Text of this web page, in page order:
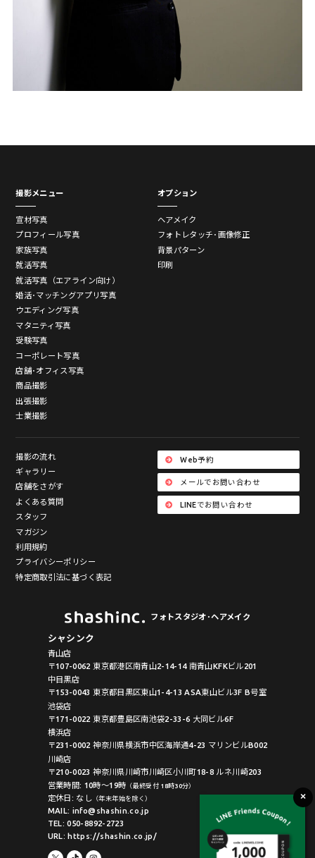
撮影メニュー
宣材写真
プロフィール写真
家族写真
就活写真
就活写真（エアライン向け）
婚活･マッチングアプリ写真
ウエディング写真
マタニティ写真
受験写真
コーポレート写真
店舗･オフィス写真
商品撮影
出張撮影
士業撮影
オプション
ヘアメイク
フォトレタッチ･画像修正
背景パターン
印刷
撮影の流れ
ギャラリー
店舗をさがす
よくある質問
スタッフ
マガジン
利用規約
プライバシーポリシー
特定商取引法に基づく表記
Web予約
メールでお問い合わせ
LINEでお問い合わせ
フォトスタジオ･ヘアメイク
シャシンク
青山店
〒107-0062 東京都港区南青山2-14-14 南青山KFKビル201
中目黒店
〒153-0043 東京都目黒区東山1-4-13 ASA東山ビル3F B号室
池袋店
〒171-0022 東京都豊島区南池袋2-33-6 大同ビル6F
横浜店
〒231-0002 神奈川県横浜市中区海岸通4-23 マリンビルB002
川崎店
〒210-0023 神奈川県川崎市川崎区小川町18-8 ルネ川崎203
営業時間: 10時〜19時 （最終受付 18時30分）
定休日: なし （年末年始を除く）
MAIL: info@shashin.co.jp
TEL: 050-8892-2723
URL: https://shashin.co.jp/